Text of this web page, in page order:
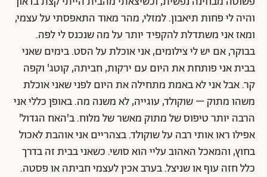
והיה לי פחות תיאבון. למזלי, מהר מאוד התאפסתי על עצמי,
ומאז אני משתדלת להקפיד יותר על מה שנכנס לי לפה.
בבוקר, אם יש לי צילומים, אני אוכלת על הסט. בימים שאני
בבית אני פותחת את היום עם ירקות, חביתה, קוטג' וקפה
קר. אבל אני לא באמת מתחילה את היום לפני שאני אוכלת
משהו מתוק – שוקולד, עוגייה, לא משנה מה. באופן כללי אני
הרבה יותר טיפוס של מתוק מאשר של מלוח. ב'האח הגדול'
אפילו ראו אותי רבה על שוקולד. בצהריים אני אוהבת לאכול
בחוץ, והמאכל האהוב עליי הוא סושי. כשאני בבית זה בדרך
כלל חזה עוף או שניצל. בערב אכין לעצמי חביתה או פסטה.